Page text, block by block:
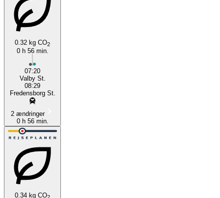
0.32 kg CO2
0 h 56 min.
07:20
Valby St.
08:29
Fredensborg St.
2 ændringer
0 h 56 min.
0.34 kg CO